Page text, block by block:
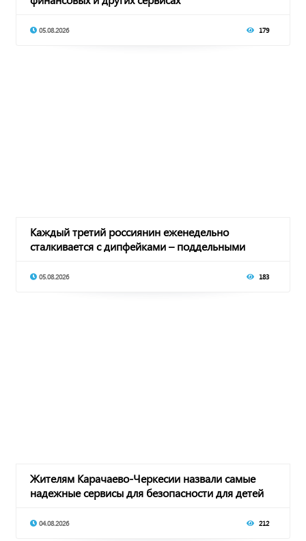
05.08.2026 179
Каждый третий россиянин еженедельно
сталкивается с дипфейками – поддельными
05.08.2026 183
Жителям Карачаево-Черкесии назвали самые
надежные сервисы для безопасности для детей
04.08.2026 212